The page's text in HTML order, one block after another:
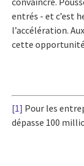
entrés - et c’est
l’accélération.
cette
[1] Pour les
dépasse 100